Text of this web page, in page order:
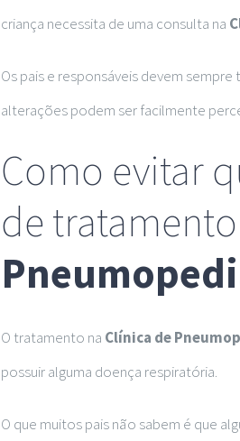
criança necessita de uma consulta na
Os pais e responsáveis devem
alterações podem ser facilmente
Como evitar
de
O tratamento na Clínica de
possuir alguma doença respiratória.
O que muitos pais não sabem é que